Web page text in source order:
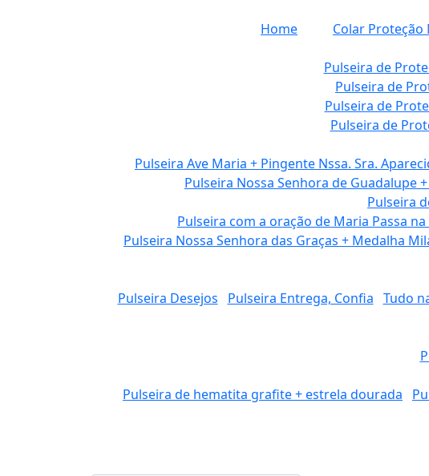
Home
Colar Proteção
Pulseira de
Pulseira de
Pulseira de
Pulseira de
Pulseira Ave Maria + Pingente Nssa. Sra.
Pulseira Nossa Senhora de Guadalupe
Pulseira
Pulseira com a oração de Maria Passa
Pulseira Nossa Senhora das Graças + Medalha
Pulseira Desejos
Pulseira Entrega, Confia Tudo
Pulseira de hematita grafite + estrela dourada